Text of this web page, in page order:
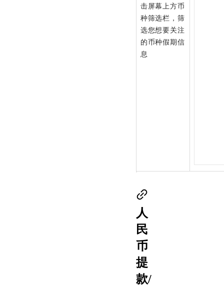
击屏幕上方币
种筛选栏，筛
选您想要关注
的币种假期信
息
人
民
币
提
款/